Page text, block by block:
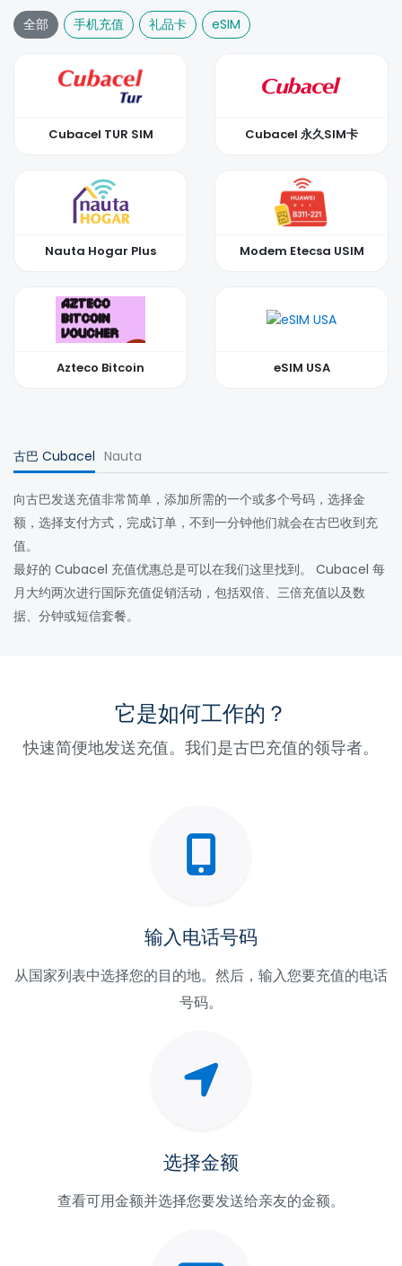
全部 手机充值 礼品卡 eSIM
Cubacel TUR SIM Cubacel 永久SIM卡
Nauta Hogar Plus Modem Etecsa USIM
Azteco Bitcoin eSIM USA
古巴 Cubacel Nauta
向古巴发送充值非常简单，添加所需的一个或多个号码，选择金
额，选择支付方式，完成订单，不到一分钟他们就会在古巴收到充
值。
最好的 Cubacel 充值优惠总是可以在我们这里找到。 Cubacel 每
月大约两次进行国际充值促销活动，包括双倍、三倍充值以及数
据、分钟或短信套餐。
它是如何工作的？
快速简便地发送充值。我们是古巴充值的领导者。
输入电话号码
从国家列表中选择您的目的地。然后，输入您要充值的电话
号码。
选择金额
查看可用金额并选择您要发送给亲友的金额。